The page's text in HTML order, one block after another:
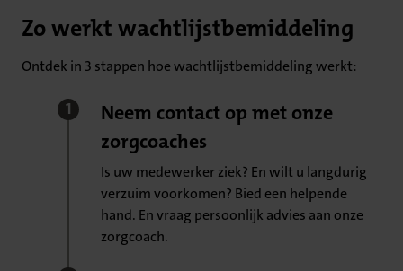
Zo werkt wachtlijstbemiddeling
Ontdek in 3 stappen hoe wachtlijstbemiddeling werkt:
Neem contact op met onze
zorgcoaches
Is uw medewerker ziek? En wilt u langdurig
verzuim voorkomen? Bied een helpende
hand. En vraag persoonlijk advies aan onze
zorgcoach.